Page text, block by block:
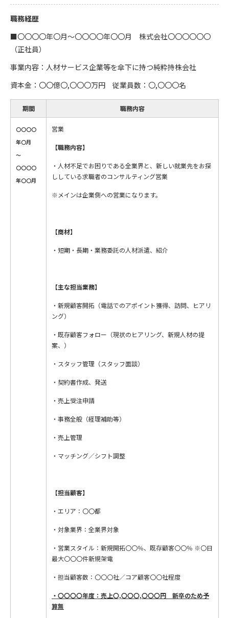
職務経歴
■〇〇〇〇年〇月～〇〇〇〇年〇〇月 株式会社〇〇〇〇〇〇
（正社員）
事業内容：人材サービス企業等を傘下に持つ純粋持株会社
資本金：〇〇億〇,〇〇〇万円 従業員数：〇,〇〇〇名
期間 職務内容
〇〇〇〇
年〇月
～
〇〇〇〇
年〇〇月
営業
【職務内容】
・人材不足でお困りである全業界と、新しい就業先をお探
ししている求職者のコンサルティング営業
※メインは企業側への営業になります。
【商材】
・短期・長期・業務委託の人材派遣、紹介
【主な担当業務】
・新規顧客開拓（電話でのアポイント獲得、訪問、ヒアリ
ング）
・既存顧客フォロー（現状のヒアリング、新規人材の提
案、）
・スタッフ管理（スタッフ面談）
・契約書作成、発送
・売上受注申請
・事務全般（経理補助等）
・売上管理
・マッチング／シフト調整
【担当顧客】
・エリア：〇〇都
・対象業界：全業界対象
・営業スタイル：新規開拓〇〇％、既存顧客〇〇％ ※〇日
最大〇〇〇件新規架電
・担当顧客数：〇〇〇社／コア顧客〇〇社程度
・〇〇〇〇年度：売上〇,〇〇〇,〇〇〇円 新卒のため予
算無